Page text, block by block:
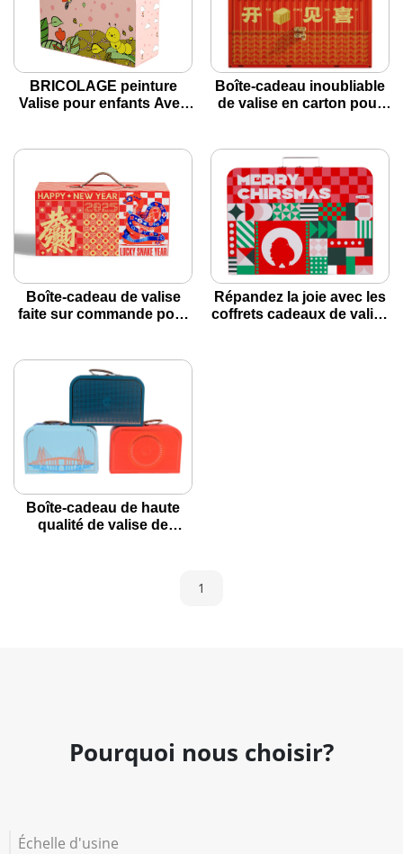
BRICOLAGE peinture
Valise pour enfants Avec
Boîte-cadeau inoubliable
de valise en carton pour
Boîte-cadeau de valise
faite sur commande pour
chinois
Répandez la joie avec les
coffrets cadeaux de valise
Boîte-cadeau de haute
qualité de valise de
1
Pourquoi nous choisir?
Échelle d'usine